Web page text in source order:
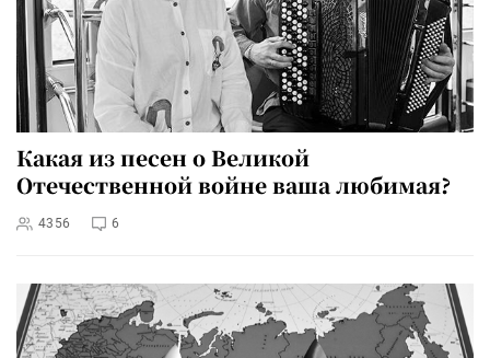
Какая из песен о Великой
Отечественной войне ваша любимая?
4356 6